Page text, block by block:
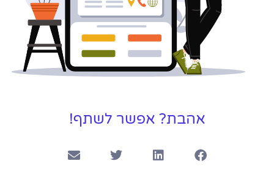
אהבת? אפשר לשתף!